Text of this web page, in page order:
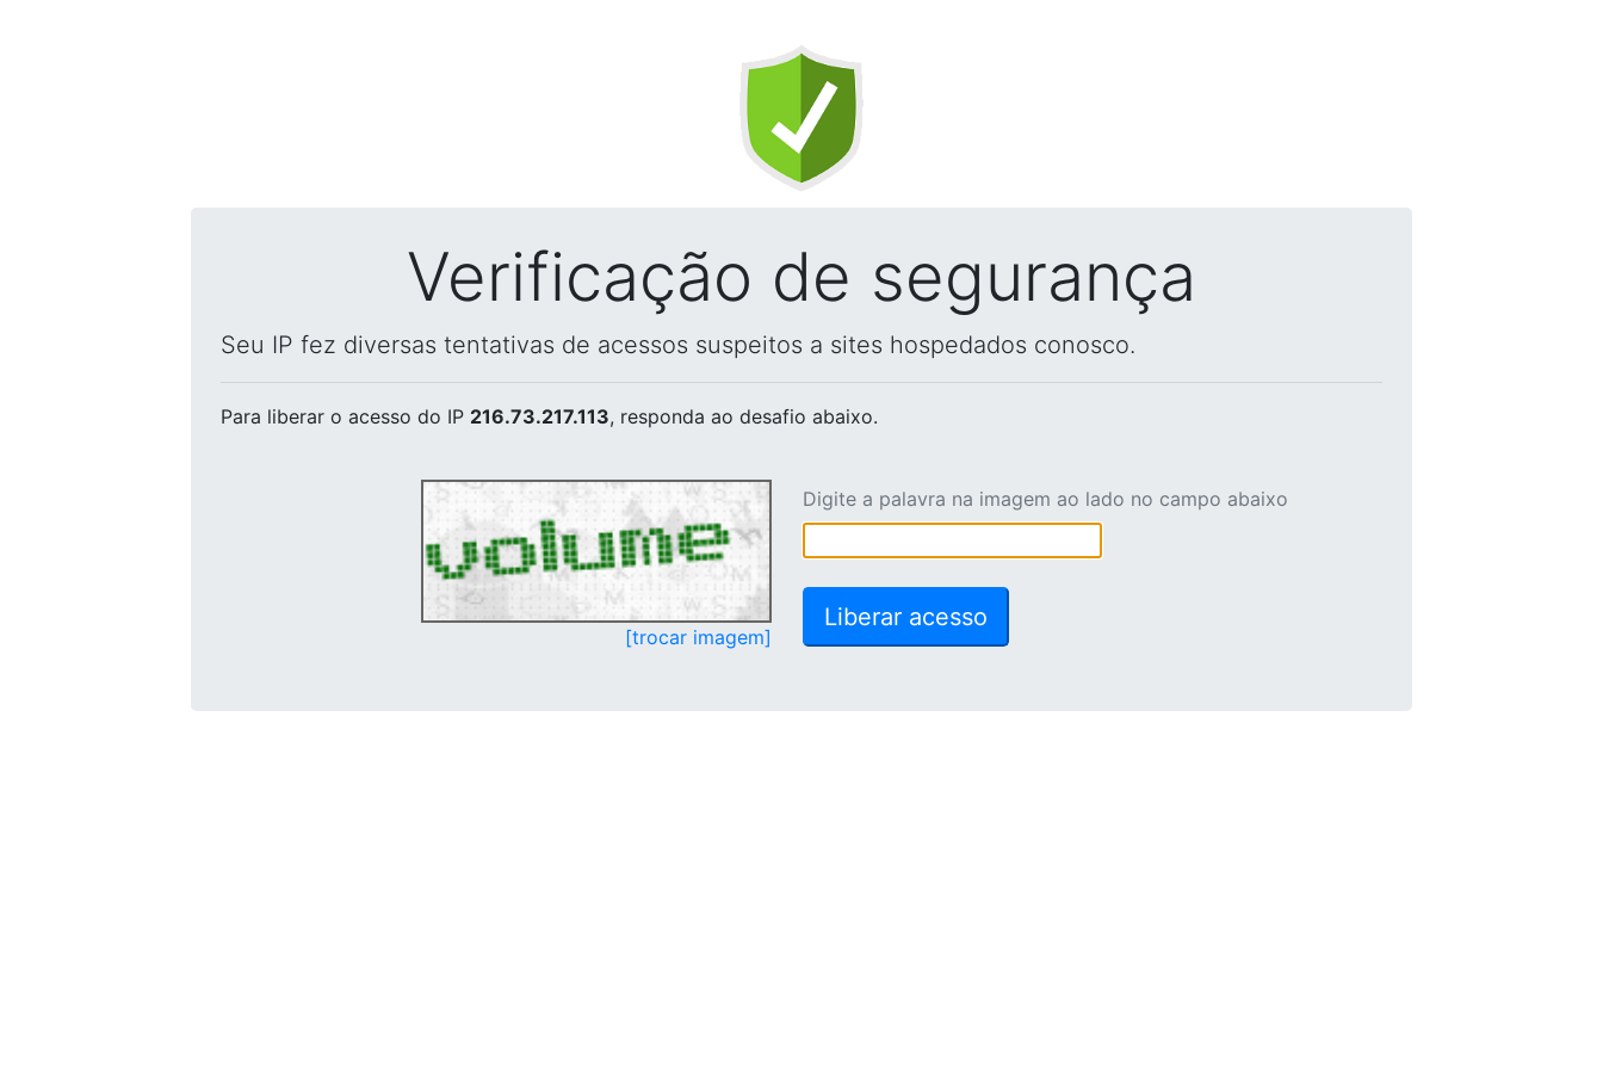
Verificação de segurança
Seu IP fez diversas tentativas de acessos suspeitos a sites hospedados conosco.
Para liberar o acesso do IP 216.73.217.113, responda ao desafio abaixo.
[trocar imagem]
Digite a palavra na imagem ao lado no campo abaixo